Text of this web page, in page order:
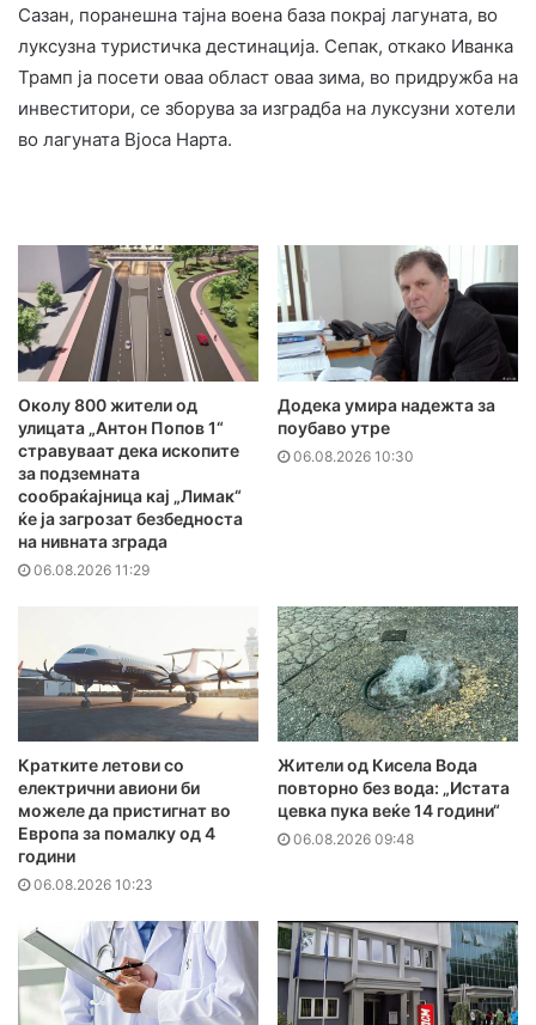
Сазан, поранешна тајна воена база покрај лагуната, во
луксузна туристичка дестинација. Сепак, откако Иванка
Трамп ја посети оваа област оваа зима, во придружба на
инвеститори, се зборува за изградба на луксузни хотели
во лагуната Вјоса Нарта.
Околу 800 жители од
улицата „Антон Попов 1“
стравуваат дека ископите
за подземната
сообраќајница кај „Лимак“
ќе ја загрозат безбедноста
на нивната зграда
06.08.2026 11:29
Додека умира надежта за
поубаво утре
06.08.2026 10:30
Кратките летови со
електрични авиони би
можеле да пристигнат во
Европа за помалку од 4
години
06.08.2026 10:23
Жители од Кисела Вода
повторно без вода: „Истата
цевка пука веќе 14 години“
06.08.2026 09:48